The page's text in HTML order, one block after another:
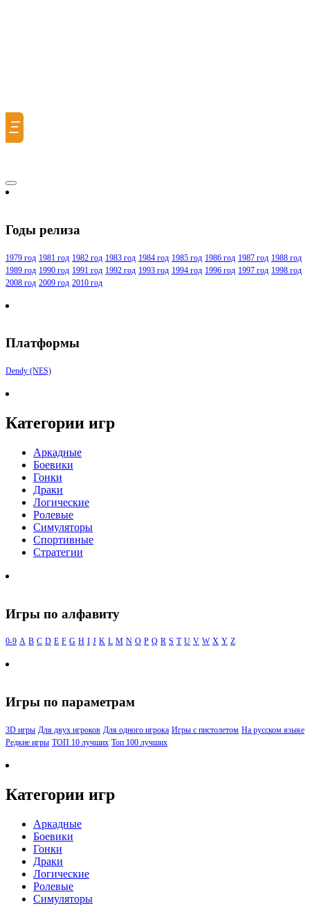
Ξ
Годы релиза
1979 год 1981 год 1982 год 1983 год 1984 год 1985 год 1986 год 1987 год 1988 год
1989 год 1990 год 1991 год 1992 год 1993 год 1994 год 1996 год 1997 год 1998 год
2008 год 2009 год 2010 год
Платформы
Dendy (NES)
Категории игр
Аркадные
Боевики
Гонки
Драки
Логические
Ролевые
Симуляторы
Спортивные
Стратегии
Игры по алфавиту
0-9 A B C D E F G H I J K L M N O P Q R S T U V W X Y Z
Игры по параметрам
3D игры Для двух игроков Для одного игрока Игры с пистолетом На русском языке
Редкие игры ТОП 10 лучших Топ 100 лучших
Категории игр
Аркадные
Боевики
Гонки
Драки
Логические
Ролевые
Симуляторы